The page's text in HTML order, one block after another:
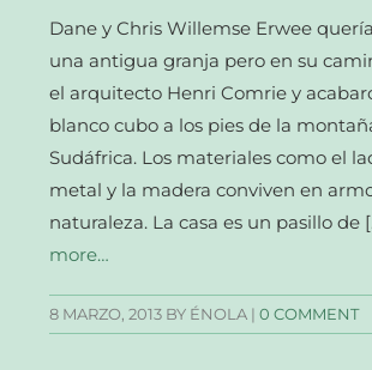
Dane y Chris Willemse Erwee
una antigua granja pero en su
el arquitecto Henri Comrie y
blanco cubo a los pies de la
Sudáfrica. Los materiales como el
metal y la madera conviven en
naturaleza. La casa es un pasillo de
more…
8 MARZO, 2013 BY ÉNOLA |0 COMMENT